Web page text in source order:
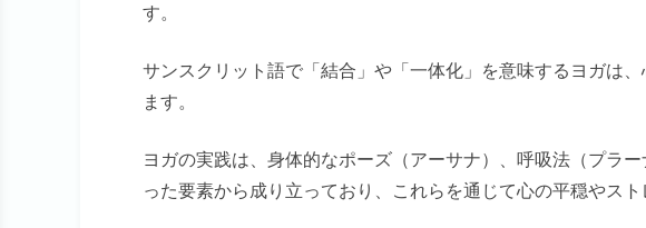
す。
サンスクリット語で「結合」や「一体化」を意味するヨガは
ます。
ヨガの実践は、身体的なポーズ（アーサナ）、呼吸法（プラ
った要素から成り立っており、これらを通じて心の平穏やスト